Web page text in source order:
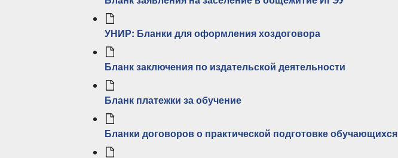
УНИР: Бланки для оформления хоздоговора
Бланк заключения по издательской деятельности
Бланк платежки за обучение
Бланки договоров о практической подготовке обучающихся